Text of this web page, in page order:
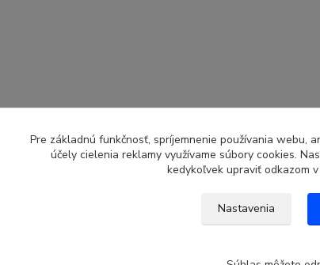
Pre základnú funkčnosť, spríjemnenie používania webu,
účely cielenia reklamy využívame súbory cookies.
kedykoľvek upraviť odkazom
Nastavenia